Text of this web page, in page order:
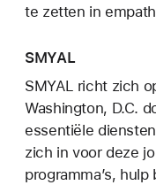
te zetten in
SMYAL
SMYAL richt zich
Washington, D.C.
essentiële
zich in voor deze
programma’s,